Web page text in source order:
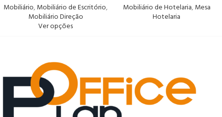
Mobiliário,Mobiliário de Escritório,
Mobiliário Direção
Ver opções
Mobiliário de Hotelaria,Mesa
Hotelaria